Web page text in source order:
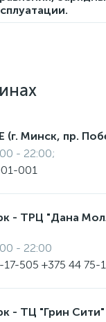
(г. Минск, пр.
- 22:00;
001
- ТРЦ "Дана
- 22:00
17-505 +375 44 75-
- ТЦ "Грин